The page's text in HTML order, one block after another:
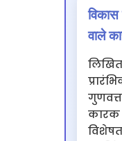
वाले
लिखित
कारक